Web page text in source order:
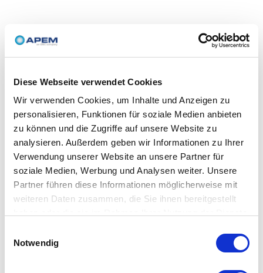
Diese Webseite verwendet Cookies
Wir verwenden Cookies, um Inhalte und Anzeigen zu
personalisieren, Funktionen für soziale Medien anbieten
zu können und die Zugriffe auf unsere Website zu
analysieren. Außerdem geben wir Informationen zu Ihrer
Verwendung unserer Website an unsere Partner für
soziale Medien, Werbung und Analysen weiter. Unsere
Partner führen diese Informationen möglicherweise mit
weiteren Daten zusammen, die Sie ihnen bereitgestellt
Notwendig